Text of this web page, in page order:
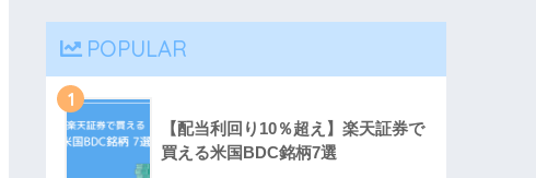
POPULAR
1
【配当利回り10％超え】楽天証券で
買える米国BDC銘柄7選